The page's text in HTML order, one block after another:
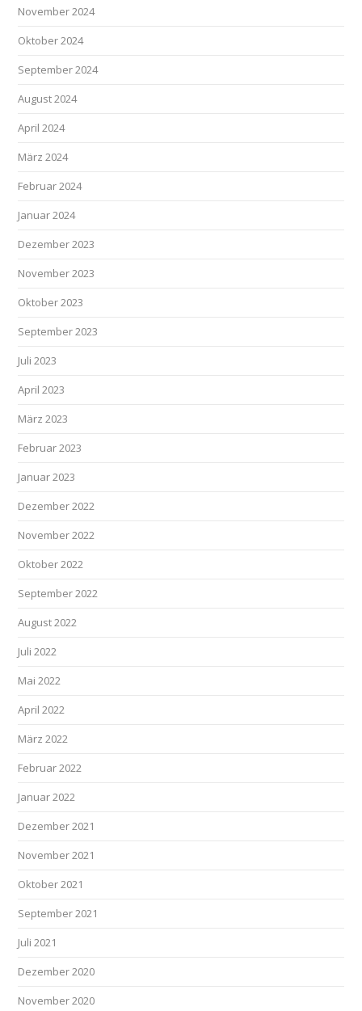
November 2024
Oktober 2024
September 2024
August 2024
April 2024
März 2024
Februar 2024
Januar 2024
Dezember 2023
November 2023
Oktober 2023
September 2023
Juli 2023
April 2023
März 2023
Februar 2023
Januar 2023
Dezember 2022
November 2022
Oktober 2022
September 2022
August 2022
Juli 2022
Mai 2022
April 2022
März 2022
Februar 2022
Januar 2022
Dezember 2021
November 2021
Oktober 2021
September 2021
Juli 2021
Dezember 2020
November 2020